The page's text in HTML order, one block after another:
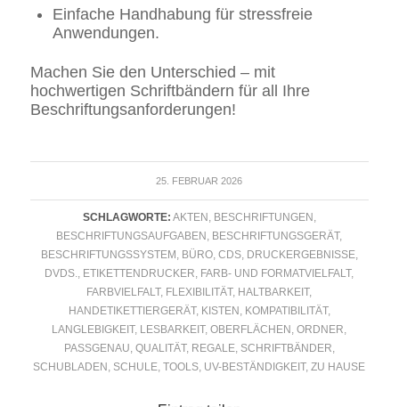
Einfache Handhabung für stressfreie
Anwendungen.
Machen Sie den Unterschied – mit
hochwertigen Schriftbändern für all Ihre
Beschriftungsanforderungen!
25. FEBRUAR 2026
SCHLAGWORTE: AKTEN BESCHRIFTUNGEN
BESCHRIFTUNGSAUFGABEN
BESCHRIFTUNGSGERÄT,
BESCHRIFTUNGSSYSTEM
BÜRO, CDS, DRUCKERGEBNISSE,
DVDS.
ETIKETTENDRUCKER FARB- UND FORMATVIELFALT,
FARBVIELFALT, FLEXIBILITÄT, HALTBARKEIT,
HANDETIKETTIERGERÄT, KISTEN KOMPATIBILITÄT,
LANGLEBIGKEIT, LESBARKEIT,OBERFLÄCHEN ,ORDNER
PASSGENAU QUALITÄT, REGALE, SCHRIFTBÄNDER
SCHUBLADEN
SCHULE ,TOOLS UV-BESTÄNDIGKEIT, ZU HAUSE